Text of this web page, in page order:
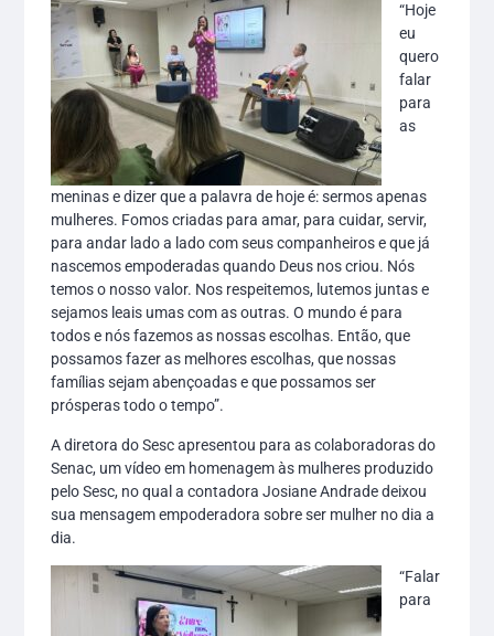
“Hoje
eu
quero
falar
para
as
meninas e dizer que a palavra de hoje é: sermos apenas
mulheres. Fomos criadas para amar, para cuidar, servir,
para andar lado a lado com seus companheiros e que já
nascemos empoderadas quando Deus nos criou. Nós
temos o nosso valor. Nos respeitemos, lutemos juntas e
sejamos leais umas com as outras. O mundo é para
todos e nós fazemos as nossas escolhas. Então, que
possamos fazer as melhores escolhas, que nossas
famílias sejam abençoadas e que possamos ser
prósperas todo o tempo”.
A diretora do Sesc apresentou para as colaboradoras do
Senac, um vídeo em homenagem às mulheres produzido
pelo Sesc, no qual a contadora Josiane Andrade deixou
sua mensagem empoderadora sobre ser mulher no dia a
dia.
“Falar
para